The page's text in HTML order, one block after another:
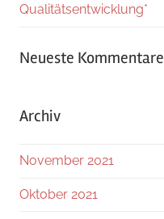
Qualitätsentwicklung*
Neueste Kommentare
Archiv
November 2021
Oktober 2021